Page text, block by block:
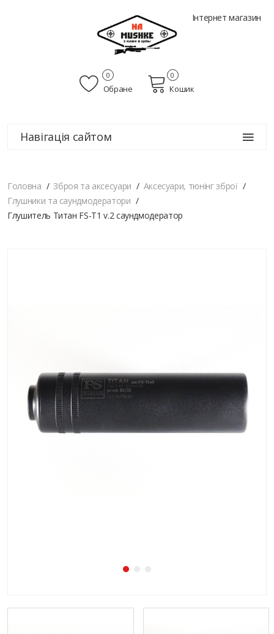
Інтернет магазин
Обране
0
Кошик
0
Навігація сайтом
Головна Зброя та аксесуари
Аксесуари, тюнінг зброї
Глушники та саундмодератори
Глушитель Титан FS-T1 v.2 саундмодератор